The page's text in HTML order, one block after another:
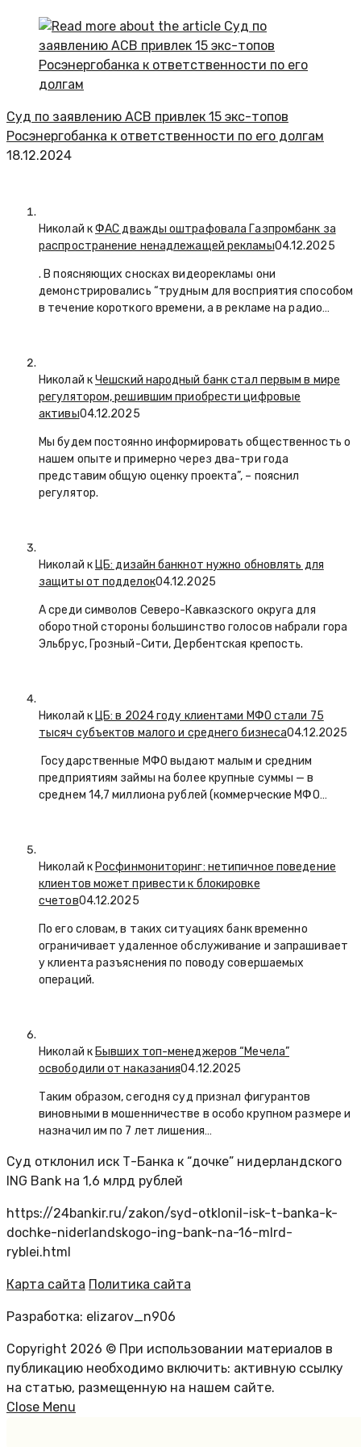
Суд по заявлению АСВ привлек 15 экс-топов
Росэнергобанка к ответственности по его долгам
18.12.2024
Николай кФАС дважды оштрафовала Газпромбанк за
распространение ненадлежащей рекламы04.12.2025
. В поясняющих сносках видеорекламы они
демонстрировались “трудным для восприятия способом
в течение короткого времени, а в рекламе на радио…
Николай кЧешский народный банк стал первым в мире
регулятором, решившим приобрести цифровые
активы04.12.2025
Мы будем постоянно информировать общественность о
нашем опыте и примерно через два-три года
представим общую оценку проекта”, – пояснил
регулятор.
Николай к ЦБ: дизайн банкнот нужно обновлять для
защиты от подделок04.12.2025
А среди символов Северо-Кавказского округа для
оборотной стороны большинство голосов набрали гора
Эльбрус, Грозный-Сити, Дербентская крепость.
Николай к ЦБ: в 2024 году клиентами МФО стали 75
тысяч субъектов малого и среднего бизнеса04.12.2025
Государственные МФО выдают малым и средним
предприятиям займы на более крупные суммы — в
среднем 14,7 миллиона рублей (коммерческие МФО…
Николай к Росфинмониторинг: нетипичное поведение
клиентов может привести к блокировке
счетов04.12.2025
По его словам, в таких ситуациях банк временно
ограничивает удаленное обслуживание и запрашивает
у клиента разъяснения по поводу совершаемых
операций.
Николай к Бывших топ-менеджеров “Мечела”
освободили от наказания04.12.2025
Таким образом, сегодня суд признал фигурантов
виновными в мошенничестве в особо крупном размере и
назначил им по 7 лет лишения…
Суд отклонил иск Т-Банка к “дочке” нидерландского
ING Bank на 1,6 млрд рублей
https://24bankir.ru/zakon/syd-otklonil-isk-t-banka-k-
dochke-niderlandskogo-ing-bank-na-16-mlrd-
ryblei.html
Карта сайта Политика сайта
Разработка: elizarov_n906
Copyright 2026 © При использовании материалов в
публикацию необходимо включить: активную ссылку
на статью, размещенную на нашем сайте.
Close Menu